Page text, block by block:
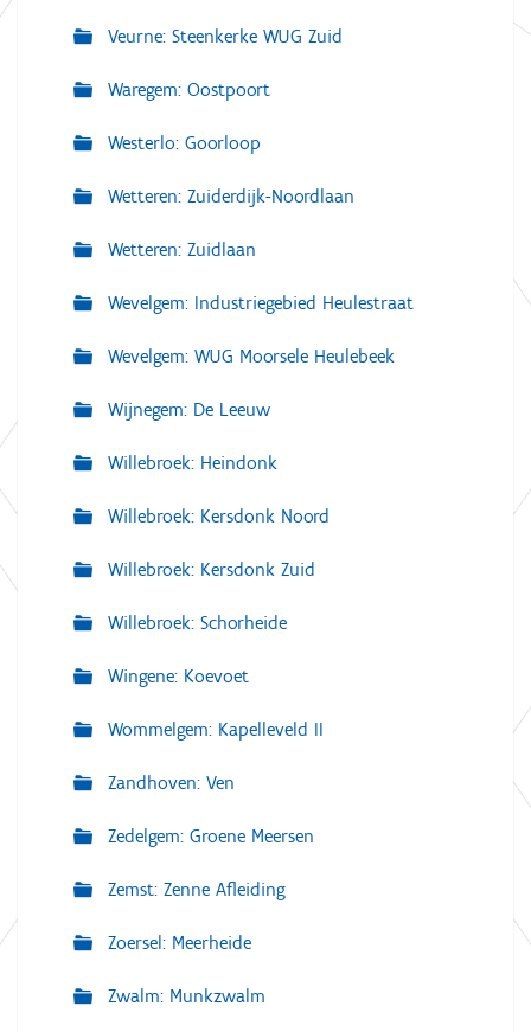
Veurne: Steenkerke WUG Zuid
Waregem: Oostpoort
Westerlo: Goorloop
Wetteren: Zuiderdijk-Noordlaan
Wetteren: Zuidlaan
Wevelgem: Industriegebied Heulestraat
Wevelgem: WUG Moorsele Heulebeek
Wijnegem: De Leeuw
Willebroek: Heindonk
Willebroek: Kersdonk Noord
Willebroek: Kersdonk Zuid
Willebroek: Schorheide
Wingene: Koevoet
Wommelgem: Kapelleveld II
Zandhoven: Ven
Zedelgem: Groene Meersen
Zemst: Zenne Afleiding
Zoersel: Meerheide
Zwalm: Munkzwalm